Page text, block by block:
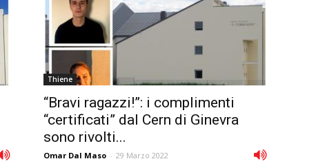
Thiene
“Bravi ragazzi!”: i complimenti
“certificati” dal Cern di Ginevra
sono rivolti...
Omar Dal Maso - 29 Marzo 2022